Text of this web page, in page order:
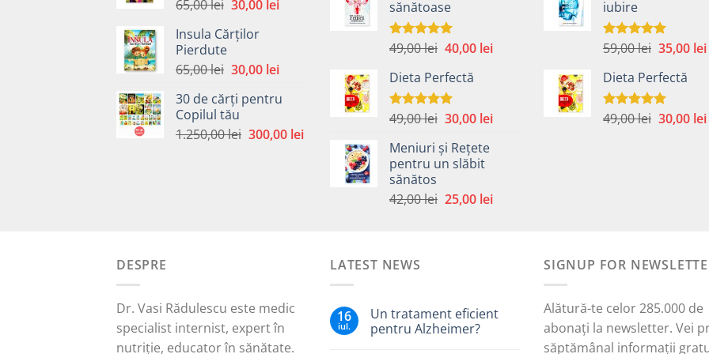
65,00lei Prețul
a
65,00 lei.
30,00 leiPrețul
Insula Cărților
Pierdute
65,00lei Prețul
a
fost:
65,00 lei.
30,00 leiPrețul
este:
30 de cărți pentru
Copilul tău
1.250,00lei Prețul
300,00 leiPrețul
300,00 lei.
fost:
59,00 lei.
sănătoase
Evaluat la
49,00lei Prețul
a
fost:
49,00 lei.
40,00 leiPrețul
Dieta Perfectă
Evaluat la
49,00lei Prețul
a
fost:
30,00 leiPrețul
Meniuri și Rețete
pentru un slăbit
sănătos
42,00lei Prețul
25,00 leiPrețul
42,00 lei.
iubire
Evaluat la
59,00lei Prețul
a
fost:
59,00 lei.
35,00 lei
Dieta Perfectă
Evaluat la
49,00lei Prețul
30,00 lei
DESPRE
Dr. Vasi Rădulescu este medic
specialist internist, expert în
nutriție, educator în sănătate.
LATEST NEWS
16
iul.
Un tratament eficient
pentru Alzheimer?
SIGNUP FOR
Alătură-te celor 285.000 de
abonați la newsletter. Vei
săptămânal informații